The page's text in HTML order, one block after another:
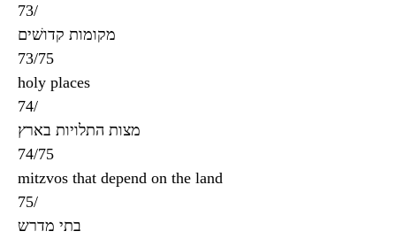
73/
מקומות קדושׁים
73/75
holy places
74/
מצות התלויות בארץ
74/75
mitzvos that depend on the land
75/
בתי מדרש